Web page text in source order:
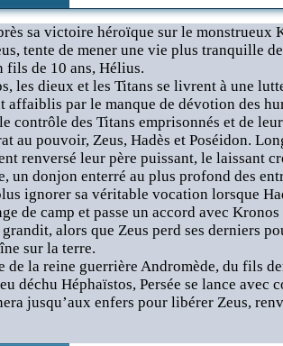
sa victoire héroïque sur le monstrueux
tente de mener une vie plus tranquille
fils de 10 ans, Hélius.
les dieux et les Titans se livrent à une
affaiblis par le manque de dévotion des
contrôle des Titans emprisonnés et de
au pouvoir, Zeus, Hadès et Poséidon.
renversé leur père puissant, le laissant
un donjon enterré au plus profond des
ignorer sa véritable vocation lorsque
de camp et passe un accord avec
alors que Zeus perd ses derniers
sur la terre.
de la reine guerrière Andromède, du fils
déchu Héphaïstos, Persée se lance avec
jusqu’aux enfers pour libérer Zeus,